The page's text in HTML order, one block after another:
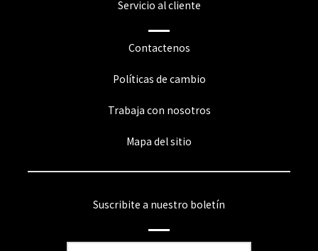
Servicio al cliente
Contactenos
Políticas de cambio
Trabaja con nosotros
Mapa del sitio
Suscribite a nuestro boletín